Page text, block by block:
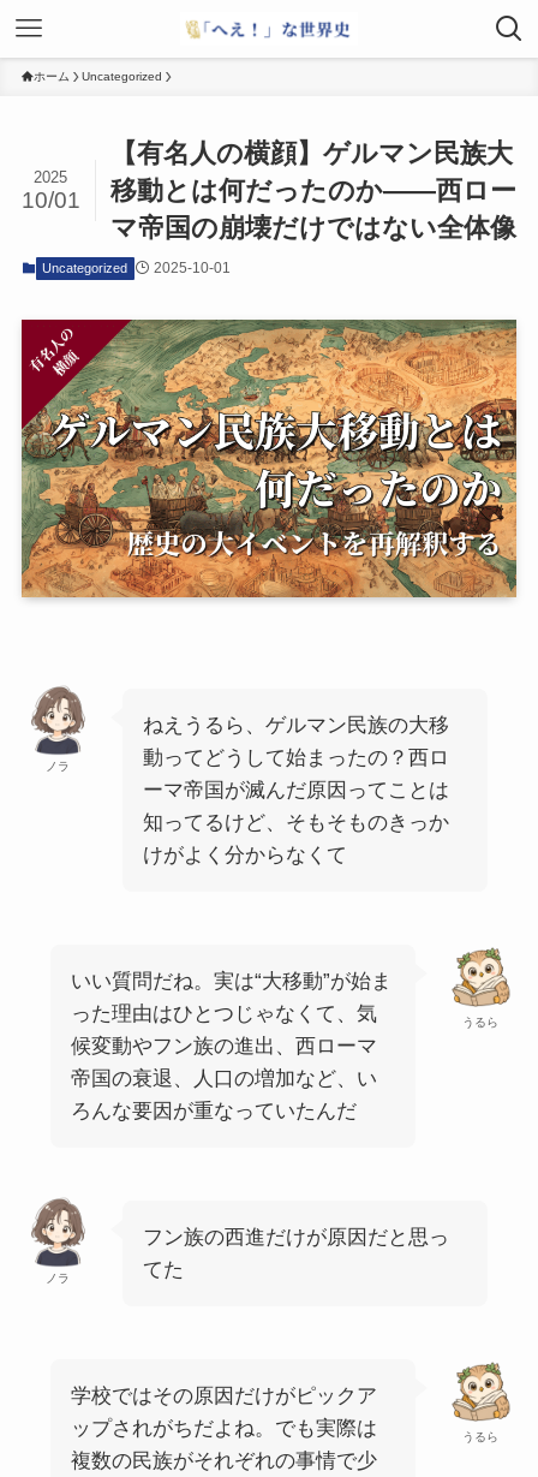
ホーム Uncategorized
【有名人の横顔】ゲルマン民族大
移動とは何だったのか――西ロー
マ帝国の崩壊だけではない全体像
2025
10/01
Uncategorized 2025-10-01
ノラ
ねえうるら、ゲルマン民族の大移
動ってどうして始まったの？西ロ
ーマ帝国が滅んだ原因ってことは
知ってるけど、そもそものきっか
けがよく分からなくて
うるら
いい質問だね。実は“大移動”が始ま
った理由はひとつじゃなくて、気
候変動やフン族の進出、西ローマ
帝国の衰退、人口の増加など、い
ろんな要因が重なっていたんだ
ノラ
フン族の西進だけが原因だと思っ
てた
うるら
学校ではその原因だけがピックア
ップされがちだよね。でも実際は
複数の民族がそれぞれの事情で少